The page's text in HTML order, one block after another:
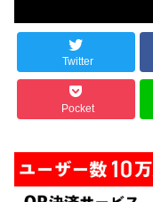
Twitter
Pocket